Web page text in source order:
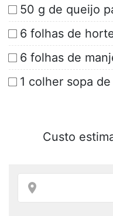
50 g de queijo
6 folhas de
6 folhas de
1 colher sopa
Custo